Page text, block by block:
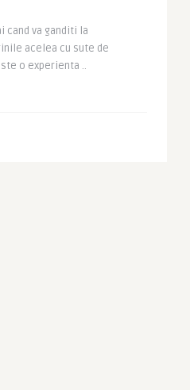
cand va ganditi la
acelea cu sute de
o experienta ..